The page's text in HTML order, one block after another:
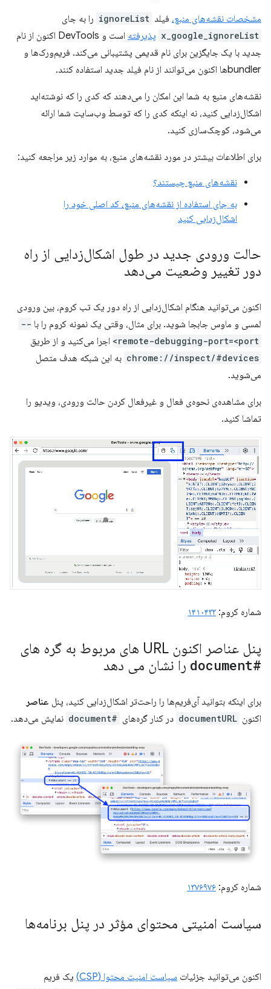
مشخصات نقشه‌های منبع، فیلد ignoreList را به جای
x_google_ignoreList پذیرفته
است و DevTools اکنون از نام
جدید با یک جایگزین برای نام قدیمی پشتیبانی می‌کند. فریم‌ورک‌ها و
bundlerها اکنون می‌توانند از نام فیلد جدید استفاده کنند.
نقشه‌های منبع به شما این امکان را می‌دهند که کدی را که نوشته‌اید
اشکال‌زدایی کنید، نه اینکه کدی را که توسط وب‌سایت شما ارائه
می‌شود، کوچک‌سازی کنید.
برای اطلاعات بیشتر در مورد نقشه‌های منبع، به موارد زیر مراجعه کنید:
نقشه‌های منبع چیستند؟
به جای استفاده از نقشه‌های منبع، کد اصلی خود را
اشکال‌زدایی کنید
حالت ورودی جدید در طول اشکال‌زدایی از راه
دور تغییر وضعیت می‌دهد
اکنون می‌توانید هنگام اشکال‌زدایی از راه دور یک تب کروم، بین ورودی
لمسی و ماوس جابجا شوید. برای مثال، وقتی یک نمونه کروم را با --
remote-debugging-port=<port>
اجرا می‌کنید و از طریق
chrome://inspect/#devices به این شبکه هدف متصل
می‌شوید.
برای مشاهده‌ی نحوه‌ی فعال و غیرفعال کردن حالت ورودی، ویدیو را
تماشا کنید.
شماره کروم: ۱۴۱۰۴۳۳
پنل عناصر اکنون URL های مربوط به گره های
#document را نشان می دهد
برای اینکه بتوانید آی‌فریم‌ها را راحت‌تر اشکال‌زدایی کنید، پنل عناصر
اکنون documentURL در کنار گره‌های #document نمایش می‌دهد.
شماره کروم: ۱۳۷۶۹۷۶
سیاست امنیتی محتوای مؤثر در پنل برنامه‌ها
اکنون می‌توانید جزئیات سیاست امنیت محتوا (CSP)
یک فریم